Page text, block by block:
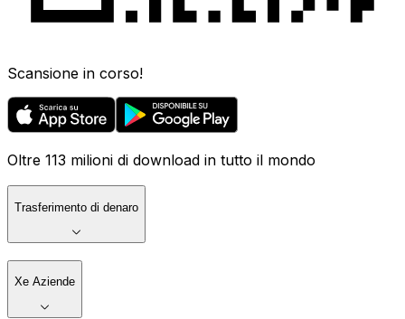
Scansione in corso!
Oltre 113 milioni di download in tutto il mondo
Trasferimento di denaro
Xe Aziende